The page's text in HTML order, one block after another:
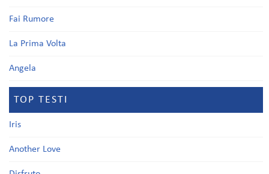
Fai Rumore
La Prima Volta
Angela
TOP TESTI
Iris
Another Love